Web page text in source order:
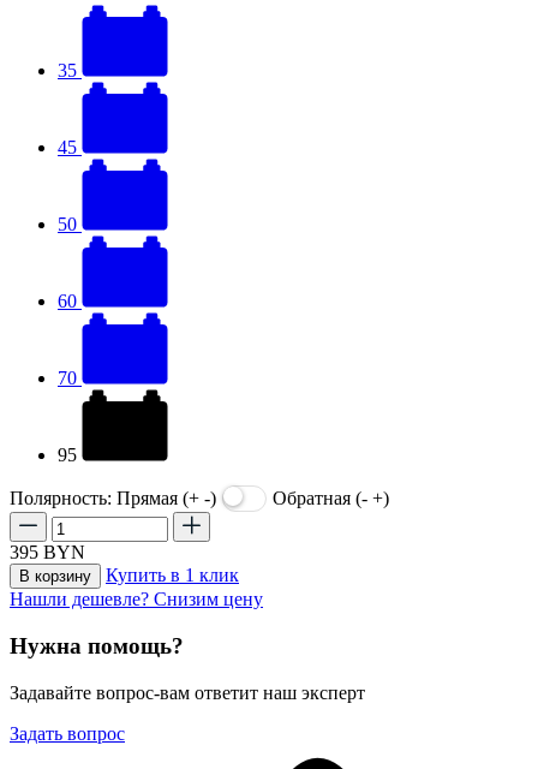
35
45
50
60
70
95
Полярность: Прямая (+ -) Обратная (- +)
395 BYN
В корзину
Купить в 1 клик
Нашли дешевле? Снизим цену
Нужна помощь?
Задавайте вопрос-вам ответит наш эксперт
Задать вопрос